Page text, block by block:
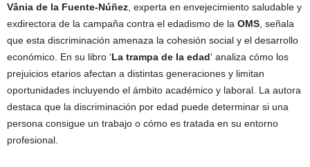
Vânia de la Fuente-Núñez, experta en envejecimiento saludable y
exdirectora de la campaña contra el edadismo de la OMS, señala
que esta discriminación amenaza la cohesión social y el desarrollo
económico. En su libro ‘La trampa de la edad‘ analiza cómo los
prejuicios etarios afectan a distintas generaciones y limitan
oportunidades incluyendo el ámbito académico y laboral. La autora
destaca que la discriminación por edad puede determinar si una
persona consigue un trabajo o cómo es tratada en su entorno
profesional.